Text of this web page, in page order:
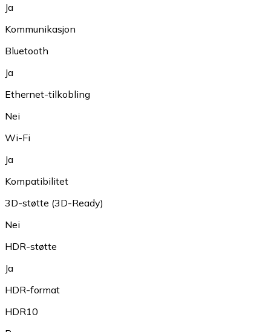
Ja
Kommunikasjon
Bluetooth
Ja
Ethernet-tilkobling
Nei
Wi-Fi
Ja
Kompatibilitet
3D-støtte (3D-Ready)
Nei
HDR-støtte
Ja
HDR-format
HDR10